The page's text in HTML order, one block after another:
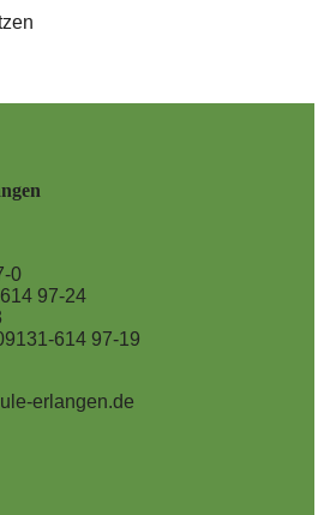
0
97-24
614 97-19
erlangen.de